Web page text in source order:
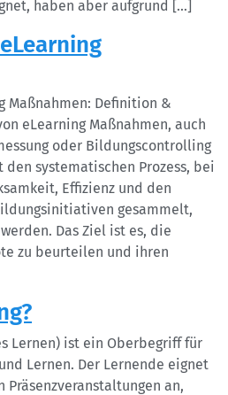
haben aber aufgrund […]
Maßnahmen: Definition &
eLearning Maßnahmen, auch
oder Bildungscontrolling
systematischen Prozess, bei
Effizienz und den
gesammelt,
Das Ziel ist es, die
zu beurteilen und ihren
Lernen) ist ein Oberbegriff für
Lernen. Der Lernende eignet
Präsenzveranstaltungen an,